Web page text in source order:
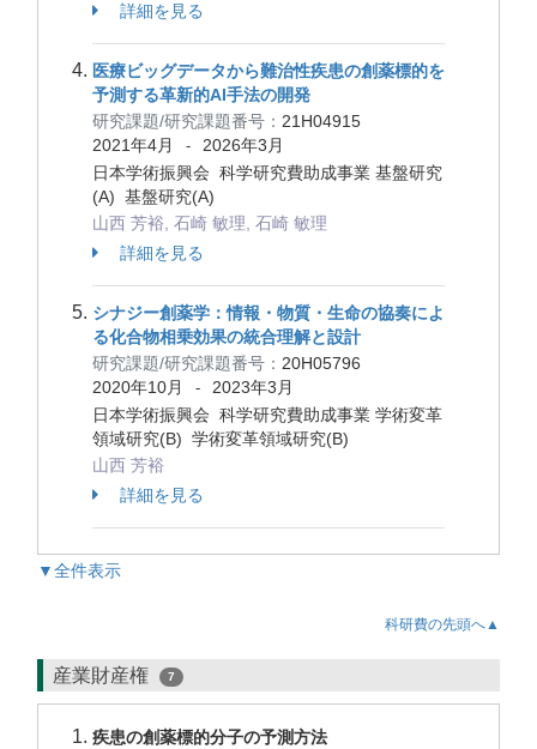
詳細を見る
医療ビッグデータから難治性疾患の創薬標的を
予測する革新的AI手法の開発
研究課題/研究課題番号： 21H04915
2021年4月
-
2026年3月
日本学術振興会 科学研究費助成事業 基盤研究
(A) 基盤研究(A)
山西 芳裕, 石崎 敏理, 石崎 敏理
詳細を見る
シナジー創薬学：情報・物質・生命の協奏によ
る化合物相乗効果の統合理解と設計
研究課題/研究課題番号： 20H05796
2020年10月
-
2023年3月
日本学術振興会 科学研究費助成事業 学術変革
領域研究(B) 学術変革領域研究(B)
山西 芳裕
詳細を見る
▼全件表示
科研費の先頭へ▲
産業財産権 7
疾患の創薬標的分子の予測方法